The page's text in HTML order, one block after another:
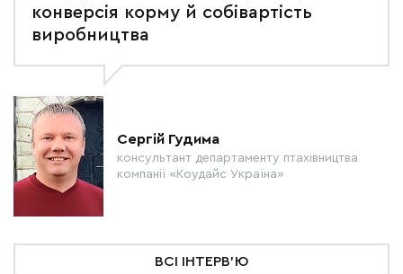
конверсія корму й собівартість
виробництва
Сергій Гудима
консультант департаменту птахівництва
компанії «Коудайс Україна»
ВСІ ІНТЕРВ'Ю